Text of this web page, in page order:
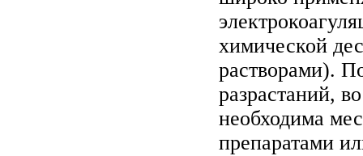
химической
растворами).
разрастаний,
необходима
препаратами